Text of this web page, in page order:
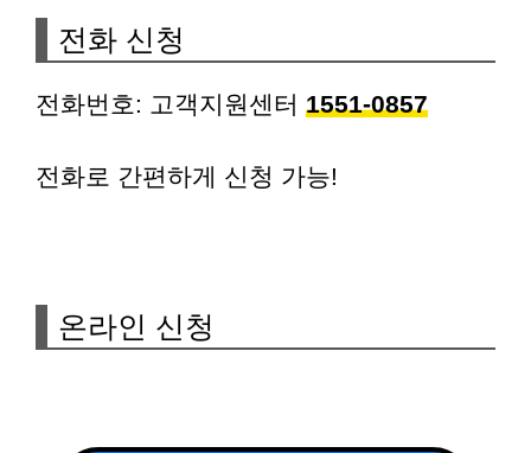
전화 신청
전화번호: 고객지원센터 1551-0857
전화로 간편하게 신청 가능!
온라인 신청